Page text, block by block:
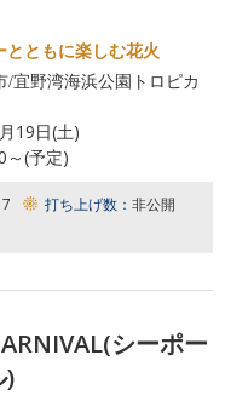
ともに楽しむ花火
/宜野湾海浜公園トロピカ
19日(土)
～(予定)
打ち上げ数： 非公開
シーポー
)